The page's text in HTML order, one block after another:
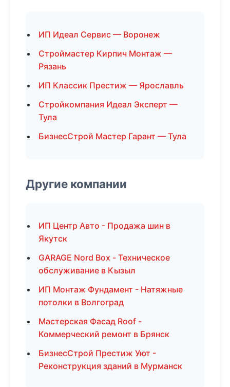
ИП Идеал Сервис — Воронеж
Строймастер Кирпич Монтаж —
Рязань
ИП Классик Престиж — Ярославль
Стройкомпания Идеал Эксперт —
Тула
БизнесСтрой Мастер Гарант — Тула
Другие компании
ИП Центр Авто - Продажа шин в
Якутск
GARAGE Nord Box - Техническое
обслуживание в Кызыл
ИП Монтаж Фундамент - Натяжные
потолки в Волгоград
Мастерская Фасад Roof -
Коммерческий ремонт в Брянск
БизнесСтрой Престиж Уют -
Реконструкция зданий в Мурманск